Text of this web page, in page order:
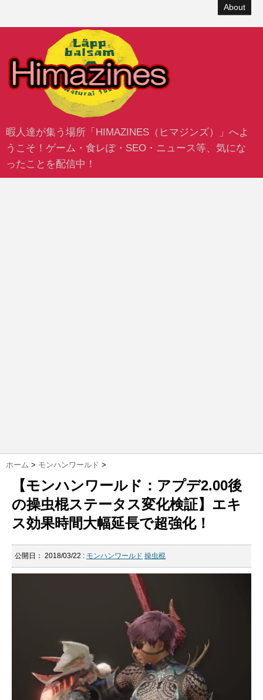
About
暇人達が集う場所「HIMAZINES（ヒマジンズ）」へよ
うこそ！ゲーム・食レぽ・SEO・ニュース等、気にな
ったことを配信中！
ホーム > モンハンワールド >
【モンハンワールド：アプデ2.00後
の操虫棍ステータス変化検証】エキ
ス効果時間大幅延長で超強化！
公開日： 2018/03/22 : モンハンワールド 操虫棍